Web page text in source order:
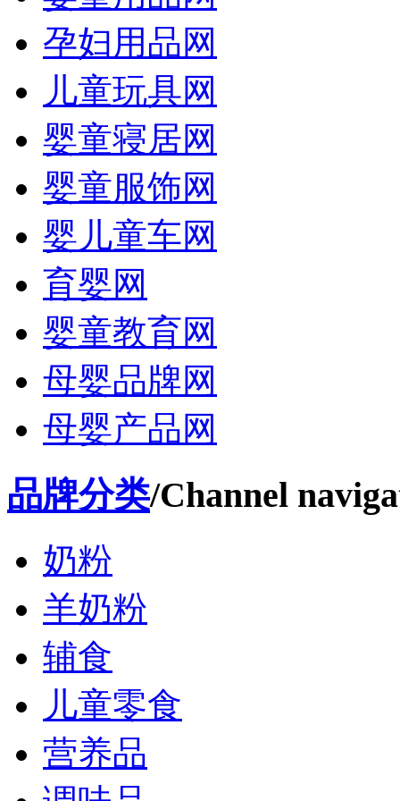
孕妇用品网
儿童玩具网
婴童寝居网
婴童服饰网
婴儿童车网
育婴网
婴童教育网
母婴品牌网
母婴产品网
品牌分类/Channel
奶粉
羊奶粉
辅食
儿童零食
营养品